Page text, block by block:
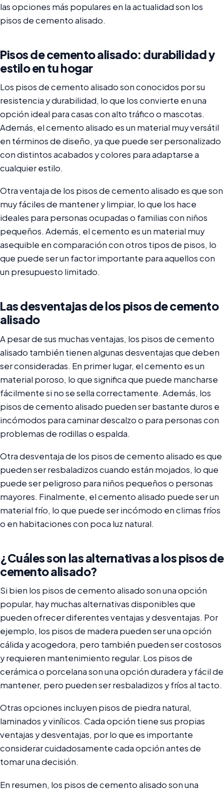
las opciones más populares en la actualidad son los
pisos de cemento alisado.
Pisos de cemento alisado: durabilidad y
estilo en tu hogar
Los pisos de cemento alisado son conocidos por su
resistencia y durabilidad, lo que los convierte en una
opción ideal para casas con alto tráfico o mascotas.
Además, el cemento alisado es un material muy versátil
en términos de diseño, ya que puede ser personalizado
con distintos acabados y colores para adaptarse a
cualquier estilo.
Otra ventaja de los pisos de cemento alisado es que son
muy fáciles de mantener y limpiar, lo que los hace
ideales para personas ocupadas o familias con niños
pequeños. Además, el cemento es un material muy
asequible en comparación con otros tipos de pisos, lo
que puede ser un factor importante para aquellos con
un presupuesto limitado.
Las desventajas de los pisos de cemento
alisado
A pesar de sus muchas ventajas, los pisos de cemento
alisado también tienen algunas desventajas que deben
ser consideradas. En primer lugar, el cemento es un
material poroso, lo que significa que puede mancharse
fácilmente si no se sella correctamente. Además, los
pisos de cemento alisado pueden ser bastante duros e
incómodos para caminar descalzo o para personas con
problemas de rodillas o espalda.
Otra desventaja de los pisos de cemento alisado es que
pueden ser resbaladizos cuando están mojados, lo que
puede ser peligroso para niños pequeños o personas
mayores. Finalmente, el cemento alisado puede ser un
material frío, lo que puede ser incómodo en climas fríos
o en habitaciones con poca luz natural.
¿Cuáles son las alternativas a los pisos de
cemento alisado?
Si bien los pisos de cemento alisado son una opción
popular, hay muchas alternativas disponibles que
pueden ofrecer diferentes ventajas y desventajas. Por
ejemplo, los pisos de madera pueden ser una opción
cálida y acogedora, pero también pueden ser costosos
y requieren mantenimiento regular. Los pisos de
cerámica o porcelana son una opción duradera y fácil de
mantener, pero pueden ser resbaladizos y fríos al tacto.
Otras opciones incluyen pisos de piedra natural,
laminados y vinílicos. Cada opción tiene sus propias
ventajas y desventajas, por lo que es importante
considerar cuidadosamente cada opción antes de
tomar una decisión.
En resumen, los pisos de cemento alisado son una